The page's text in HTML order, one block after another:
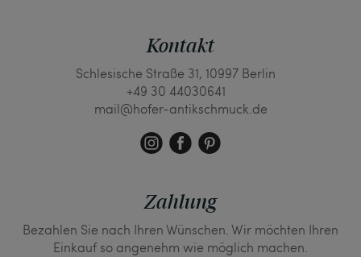
Kontakt
Schlesische Straße 31, 10997 Berlin
+49 30 44030641
mail@hofer-antikschmuck.de
Zahlung
Bezahlen Sie nach Ihren Wünschen. Wir möchten Ihren
Einkauf so angenehm wie möglich machen.